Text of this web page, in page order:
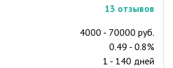
13 отзывов
4000 - 70000 руб.
0.49 - 0.8%
1 - 140 дней